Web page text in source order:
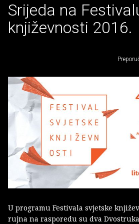
Srijeda na
književnosti 2016.
U programu Festivala svjetske
rujna na rasporedu su dva